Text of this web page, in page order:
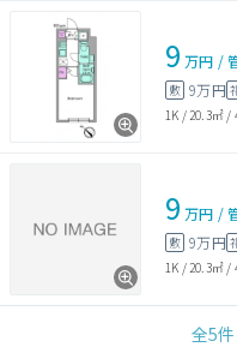
9 万円 /
敷 9万円
1K / 20.3㎡ /
9 万円 /
敷 9万円
1K / 20.3㎡ /
全5